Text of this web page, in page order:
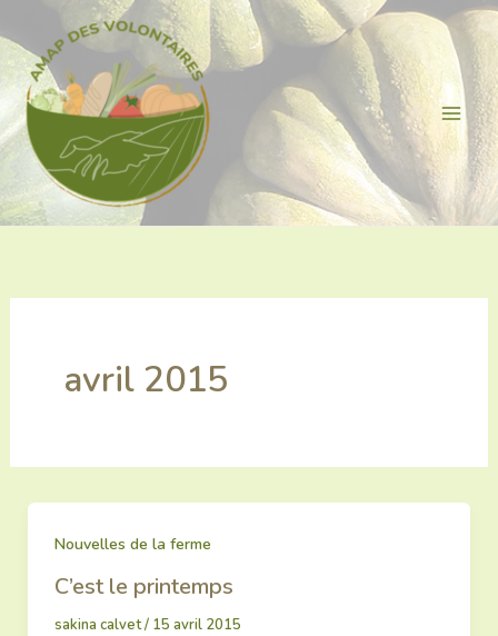
au
contenu
avril 2015
Nouvelles de la ferme
C’est le printemps
sakina calvet/ 15 avril 2015